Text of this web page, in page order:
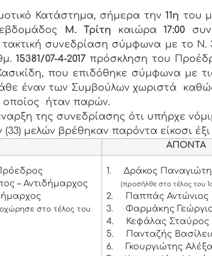
Κατάστημα, σήμερα την 11η του
Μ. Τρίτη καιώρα17:00
συνεδρίαση σύμφωνα με το Ν.
15381/07-4-2017πρόσκληση του
που επιδόθηκε σύμφωνα με
έναν των Συμβούλων χωριστά
οποίος ήταν παρών.
της συνεδρίασης ότι υπήρχε
μελών βρέθηκαν παρόντα είκοσι έξι
ΑΠΟΝΤΑ
– Αντιδήμαρχος
στο τέλος του
1. Δράκος
(προσήλθε στο τέλος του
2.
Παππάς Αντώνιος
3.
Φαρμάκης
4.
Κεφάλας Σταύρος
5.
Πανταζής
6.
Γκουργιώτης